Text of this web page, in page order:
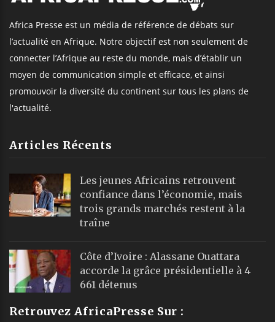
Africa Presse est un média de référence de débats sur
l’actualité en Afrique. Notre objectif est non seulement de
connecter l’Afrique au reste du monde, mais d’établir un
moyen de communication simple et efficace, et ainsi
promouvoir la diversité du continent sur tous les plans de
l'actualité.
Articles Récents
Les jeunes Africains retrouvent
confiance dans l’économie, mais
trois grands marchés restent à la
traîne
Côte d’Ivoire : Alassane Ouattara
accorde la grâce présidentielle à 4
661 détenus
Retrouvez AfricaPresse Sur :